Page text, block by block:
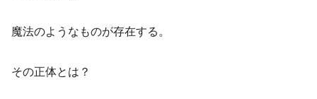
魔法のようなものが存在する。
その正体とは？